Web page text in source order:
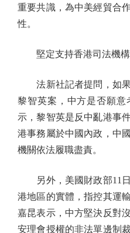
重要共識，為中美經貿合
性。
堅定支持香港司法機構
法新社記者提問，如果
黎智英案，中方是否願
示，黎智英是反中亂港事
港事務屬於中國內政，中
機關依法履職盡責。
另外，美國財政部11日
港地區的實體，指控其運
嘉昆表示，中方堅決反對
安理會授權的非法單邊制